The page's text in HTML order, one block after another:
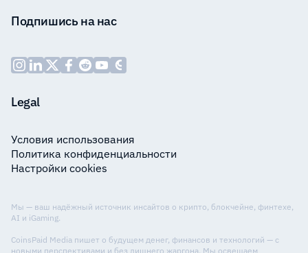
Подпишись на нас
Legal
Условия использования
Политика конфиденциальности
Настройки cookies
Мы — ваш надёжный источник инсайтов о крипто, блокчейне, финтехе,
AI и iGaming.
CoinsPaid Media пишет о будущем денег, финансов и технологий — с
новыми перспективами и без лишнего жаргона. Мы освещаем